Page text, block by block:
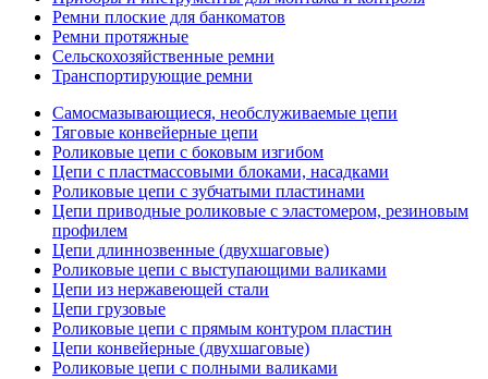
Ремни плоские для банкоматов
Ремни протяжные
Сельскохозяйственные ремни
Транспортирующие ремни
Самосмазывающиеся, необслуживаемые цепи
Тяговые конвейерные цепи
Роликовые цепи с боковым изгибом
Цепи с пластмассовыми блоками, насадками
Роликовые цепи с зубчатыми пластинами
Цепи приводные роликовые с эластомером, резиновым
профилем
Цепи длиннозвенные (двухшаговые)
Роликовые цепи с выступающими валиками
Цепи из нержавеющей стали
Цепи грузовые
Роликовые цепи с прямым контуром пластин
Цепи конвейерные (двухшаговые)
Роликовые цепи с полными валиками